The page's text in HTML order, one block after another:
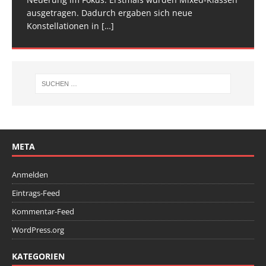
ausgetragen. Dadurch ergaben sich neue
Konstellationen in […]
Wettkampfwochenende: Am Samstag standen die
Deutschen[…]
META
Anmelden
Eintrags-Feed
Kommentar-Feed
WordPress.org
KATEGORIEN